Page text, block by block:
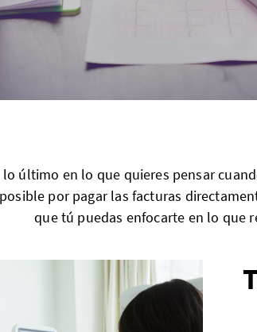
lo último en lo que quieres pensar
por pagar las facturas
que tú puedas enfocarte en lo que